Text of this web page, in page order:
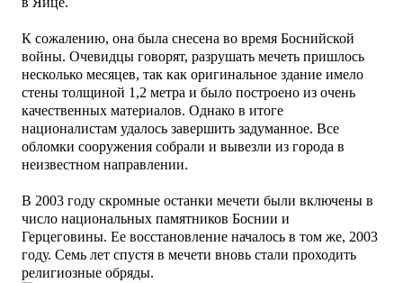
К сожалению, она была снесена во время Боснийской
войны. Очевидцы говорят, разрушать мечеть пришлось
несколько месяцев, так как оригинальное здание имело
стены толщиной 1,2 метра и было построено из очень
качественных материалов. Однако в итоге
националистам удалось завершить задуманное. Все
обломки сооружения собрали и вывезли из города в
неизвестном направлении.
В 2003 году скромные останки мечети были включены в
число национальных памятников Боснии и
Герцеговины. Ее восстановление началось в том же, 2003
году. Семь лет спустя в мечети вновь стали проходить
религиозные обряды.